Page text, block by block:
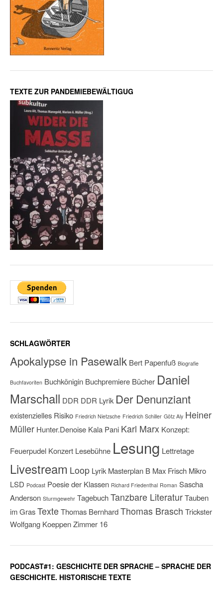
TEXTE ZUR PANDEMIEBEWÄLTIGUG
SCHLAGWÖRTER
Apokalypse in Pasewalk Bert Papenfuß Biografie
Buchfavoriten Buchkönigin Buchpremiere Bücher Daniel
Marschall DDR DDR Lyrik Der Denunziant
existenzielles Risiko Friedrich Nietzsche Friedrich Schiller Götz Aly Heiner
Müller Hunter.Denoise Kala Pani Karl Marx Konzept:
Feuerpudel Konzert Lesebühne Lesung Lettretage
Livestream Loop Lyrik Masterplan B Max Frisch Mikro
LSD Podcast Poesie der Klassen Richard Friedenthal Roman Sascha
Anderson Sturmgewehr TagebuchTanzbare LiteraturTauben
im GrasTexte Thomas BernhardThomas Brasch Trickster
Wolfgang KoeppenZimmer 16
PODCAST#1: GESCHICHTE DER SPRACHE – SPRACHE DER
GESCHICHTE. HISTORISCHE TEXTE